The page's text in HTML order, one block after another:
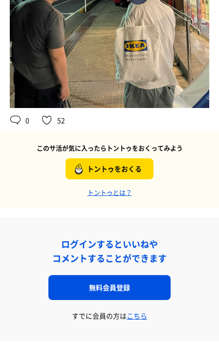
0 52
このサ活が気に入ったらトントゥをおくってみよう
トントゥをおくる
トントゥとは？
ログインするといいねや
コメントすることができます
無料会員登録
すでに会員の方はこちら